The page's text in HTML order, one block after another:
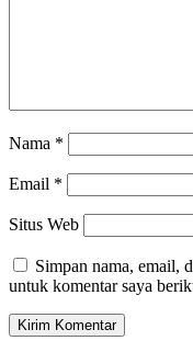
Nama *
Email *
Situs Web
Simpan nama, email,
untuk komentar saya